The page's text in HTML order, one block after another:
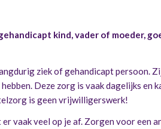
kind, vader of moeder,
ziek of gehandicapt persoon.
Deze zorg is vaak dagelijks en
is geen vrijwilligerswerk!
vaak veel op je af. Zorgen voor een